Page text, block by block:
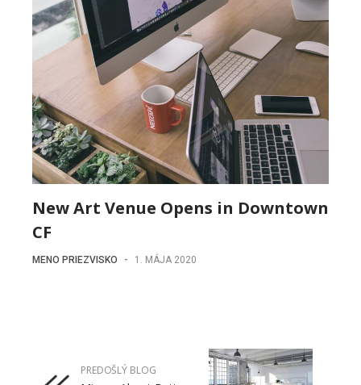
New Art Venue Opens in Downtown
CF
MENO PRIEZVISKO - 1. MÁJA 2020
PREDOŠLÝ BLOG